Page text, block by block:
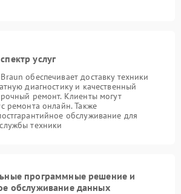
услуг
обеспечивает доставку техники
диагностику и качественный
ремонт. Клиенты могут
ремонта онлайн. Также
обслуживание для
техники
программные решение и
обслуживание данных